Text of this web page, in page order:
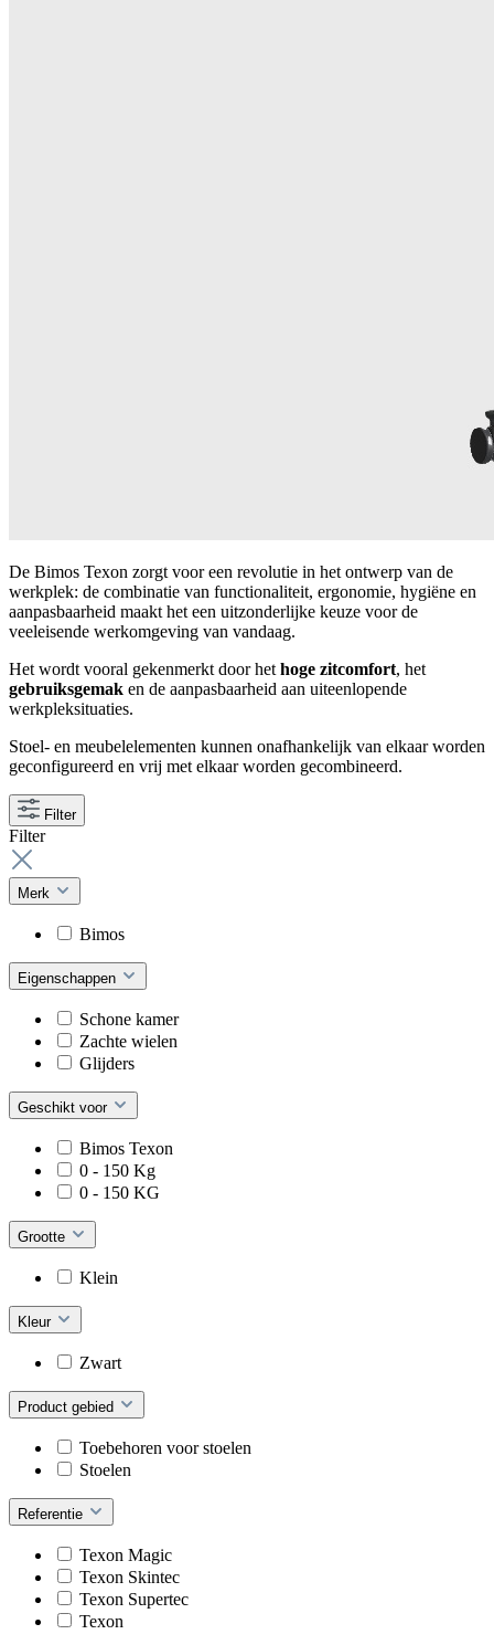
De Bimos Texon zorgt voor een revolutie in het ontwerp van de
werkplek: de combinatie van functionaliteit, ergonomie, hygiëne en
aanpasbaarheid maakt het een uitzonderlijke keuze voor de
veeleisende werkomgeving van vandaag.
Het wordt vooral gekenmerkt door het hoge zitcomfort, het
gebruiksgemak en de aanpasbaarheid aan uiteenlopende
werkpleksituaties.
Stoel- en meubelelementen kunnen onafhankelijk van elkaar worden
geconfigureerd en vrij met elkaar worden gecombineerd.
Filter
Filter
Merk
Bimos
Eigenschappen
Schone kamer
Zachte wielen
Glijders
Geschikt voor
Bimos Texon
0 - 150 Kg
0 - 150 KG
Grootte
Klein
Kleur
Zwart
Product gebied
Toebehoren voor stoelen
Stoelen
Referentie
Texon Magic
Texon Skintec
Texon Supertec
Texon